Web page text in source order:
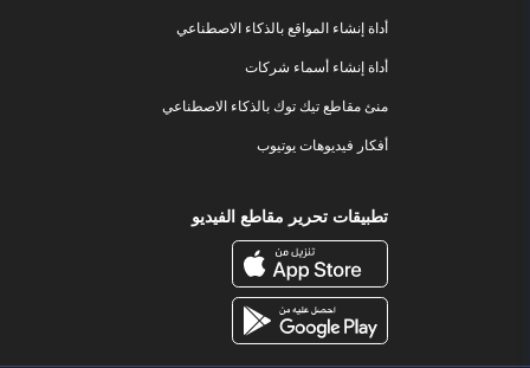
أداة إنشاء المواقع بالذكاء الاصطناعي
أداة إنشاء أسماء شركات
منئ مقاطع تيك توك بالذكاء الاصطناعي
أفكار فيديوهات يوتيوب
تطبيقات تحرير مقاطع الفيديو